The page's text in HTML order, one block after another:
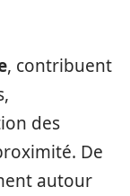
, contribuent
des
De
autour